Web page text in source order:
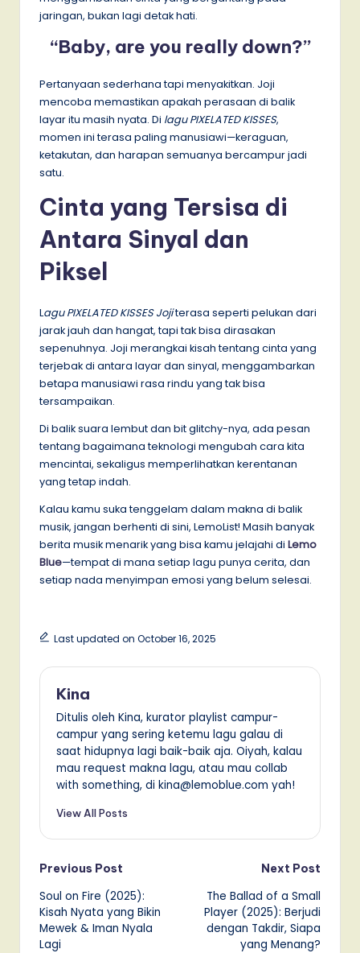
jaringan, bukan lagi detak hati.
“Baby, are you really down?”
Pertanyaan sederhana tapi menyakitkan. Joji
mencoba memastikan apakah perasaan di balik
layar itu masih nyata. Di lagu PIXELATED KISSES,
momen ini terasa paling manusiawi—keraguan,
ketakutan, dan harapan semuanya bercampur jadi
satu.
Cinta yang Tersisa di
Antara Sinyal dan
Piksel
Lagu PIXELATED KISSES Jojiterasa seperti pelukan dari
jarak jauh dan hangat, tapi tak bisa dirasakan
sepenuhnya. Joji merangkai kisah tentang cinta yang
terjebak di antara layar dan sinyal, menggambarkan
betapa manusiawi rasa rindu yang tak bisa
tersampaikan.
Di balik suara lembut dan bit glitchy-nya, ada pesan
tentang bagaimana teknologi mengubah cara kita
mencintai, sekaligus memperlihatkan kerentanan
yang tetap indah.
Kalau kamu suka tenggelam dalam makna di balik
musik, jangan berhenti di sini, LemoList! Masih banyak
berita musik menarik yang bisa kamu jelajahi di Lemo
Blue—tempat di mana setiap lagu punya cerita, dan
setiap nada menyimpan emosi yang belum selesai.
Last updated on October 16, 2025
Kina
Ditulis oleh Kina, kurator playlist campur-
campur yang sering ketemu lagu galau di
saat hidupnya lagi baik-baik aja. Oiyah, kalau
mau request makna lagu, atau mau collab
with something, di kina@lemoblue.com yah!
View All Posts
Post
navigation
Previous Post
Soul on Fire (2025):
Kisah Nyata yang Bikin
Mewek & Iman Nyala
Lagi
Next Post
The Ballad of a Small
Player (2025): Berjudi
dengan Takdir, Siapa
yang Menang?